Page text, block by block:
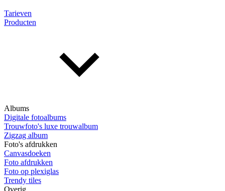
Tarieven
Producten
Albums
Digitale fotoalbums
Trouwfoto's luxe trouwalbum
Zigzag album
Foto's afdrukken
Canvasdoeken
Foto afdrukken
Foto op plexiglas
Trendy tiles
Overig